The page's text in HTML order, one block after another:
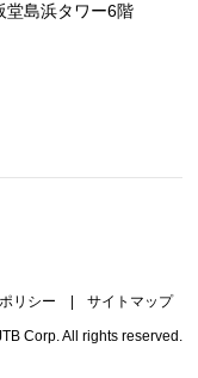
島浜タワー6階
リシー サイトマップ
Corp. All rights reserved.